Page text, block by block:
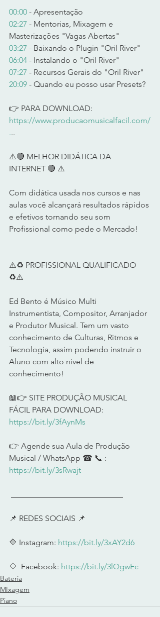
00:00 - Apresentação
02:27 - Mentorias, Mixagem e
Masterizações "Vagas Abertas"
03:27 - Baixando o Plugin "Oril River"
06:04 - Instalando o "Oril River"
07:27 - Recursos Gerais do "Oril River"
20:09 - Quando eu posso usar Presets?
👉 PARA DOWNLOAD:
https://www.producaomusicalfacil.com/
...
⚠️🔴 MELHOR DIDÁTICA DA
INTERNET 🔴 ⚠️
Com didática usada nos cursos e nas
aulas você alcançará resultados rápidos
e efetivos tornando seu som
Profissional como pede o Mercado!
⚠️♻️ PROFISSIONAL QUALIFICADO
♻️⚠️
Ed Bento é Músico Multi
Instrumentista, Compositor, Arranjador
e Produtor Musical. Tem um vasto
conhecimento de Culturas, Ritmos e
Tecnologia, assim podendo instruir o
Aluno com alto nível de
conhecimento!
📖👉 SITE PRODUÇÃO MUSICAL
FÁCIL PARA DOWNLOAD:
https://bit.ly/3fAynMs
👉 Agende sua Aula de Produção
Musical / WhatsApp ☎ 📞 :
https://bit.ly/3sRwajt
📌 REDES SOCIAIS 📌
🔷 Instagram: https://bit.ly/3xAY2d6
🔷  Facebook: https://bit.ly/3lQgwEc
Bateria
MIxagem
Piano